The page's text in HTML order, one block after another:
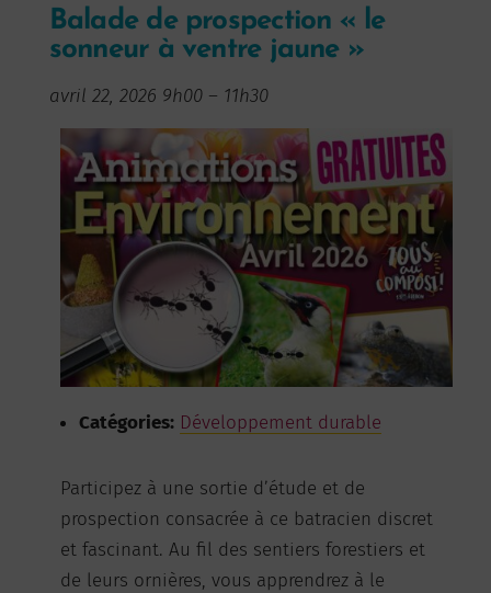
Balade de prospection « le
sonneur à ventre jaune »
avril 22, 2026 9h00– 11h30
Catégories: Développement durable
Participez à une sortie d’étude et de
prospection consacrée à ce batracien discret
et fascinant. Au fil des sentiers forestiers et
de leurs ornières, vous apprendrez à le